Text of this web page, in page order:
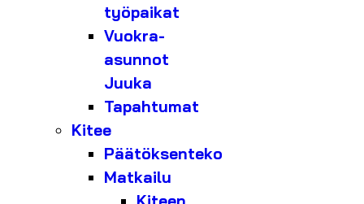
työpaikat
Vuokra-
asunnot
Juuka
Tapahtumat
Kitee
Päätöksenteko
Matkailu